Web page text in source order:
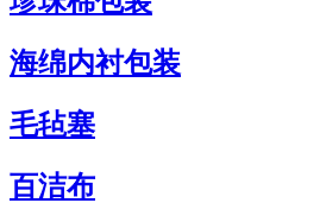
海绵内衬包装
毛毡塞
百洁布